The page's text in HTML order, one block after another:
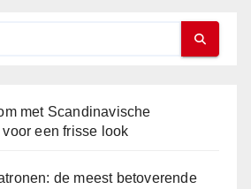
met Scandinavische
een frisse look
de meest betoverende